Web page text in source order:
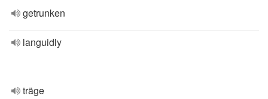
getrunken
languidly
träge